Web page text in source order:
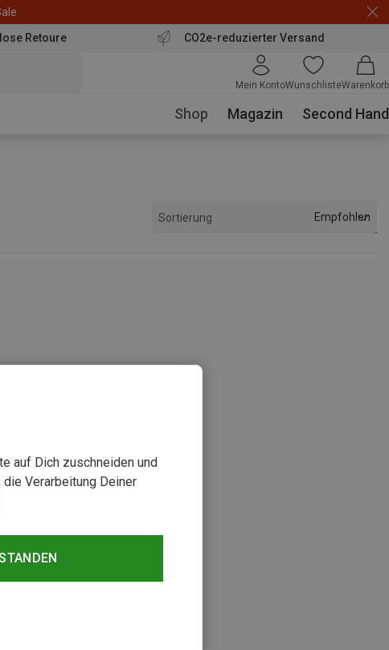
Retoure CO2e-reduzierter Versand
Mein KontoWunschlisteWarenkorb
Shop Magazin Second Hand
Sortierung Empfohlen
auf Dich zuschneiden und
Verarbeitung Deiner